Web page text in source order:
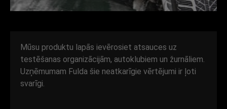
Mūsu produktu lapās ievērosiet atsauces uz
testēšanas organizācijām, autoklubiem un žurnāliem.
Uzņēmumam Fulda šie neatkarīgie vērtējumi ir ļoti
svarīgi.